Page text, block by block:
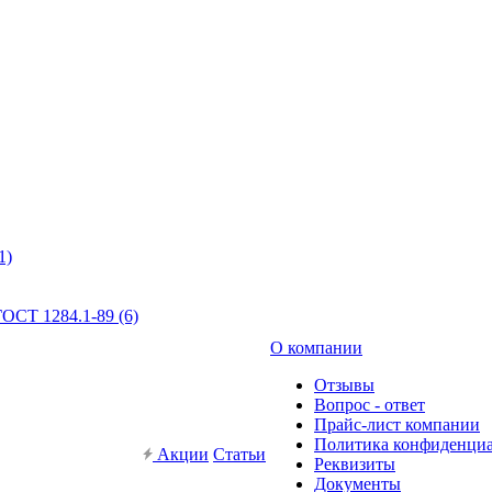
1284.1-89 (6)
Акции Статьи
О компании
Отзывы
Вопрос - ответ
Прайс-лист компании
Политика
Реквизиты
Документы